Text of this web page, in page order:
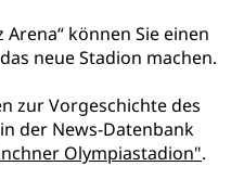
können Sie einen
neue Stadion machen.
zur Vorgeschichte des
der News-Datenbank
Olympiastadion".